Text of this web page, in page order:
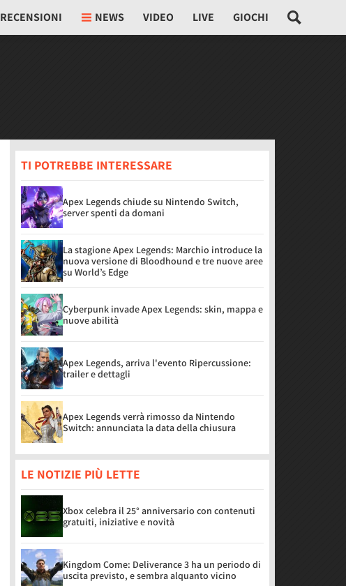
RECENSIONI NEWS VIDEO LIVE GIOCHI
TI POTREBBE INTERESSARE
Apex Legends chiude su Nintendo Switch,
server spenti da domani
La stagione Apex Legends: Marchio introduce la
nuova versione di Bloodhound e tre nuove aree
su World’s Edge
Cyberpunk invade Apex Legends: skin, mappa e
nuove abilità
Apex Legends, arriva l'evento Ripercussione:
trailer e dettagli
Apex Legends verrà rimosso da Nintendo
Switch: annunciata la data della chiusura
LE NOTIZIE PIÙ LETTE
Xbox celebra il 25° anniversario con contenuti
gratuiti, iniziative e novità
Kingdom Come: Deliverance 3 ha un periodo di
uscita previsto, e sembra alquanto vicino